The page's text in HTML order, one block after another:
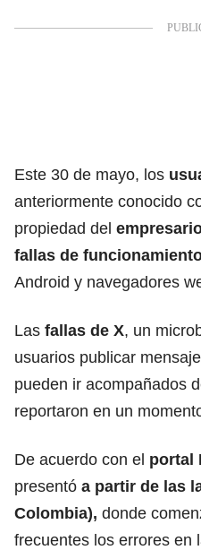
Este 30 de mayo, los
anteriormente conocido
propiedad del
fallas de
Android y navegadores
Las fallas de X, un
usuarios publicar
pueden ir acompañados
reportaron en un
De acuerdo con el portal
presentó a partir de las
Colombia), donde
frecuentes los errores en